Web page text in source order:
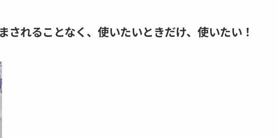
されることなく、使いたいときだけ、使いたい！